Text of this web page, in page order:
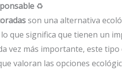
♻️
son una alternativa
que significa que tienen un
vez más importante, este
valoran las opciones